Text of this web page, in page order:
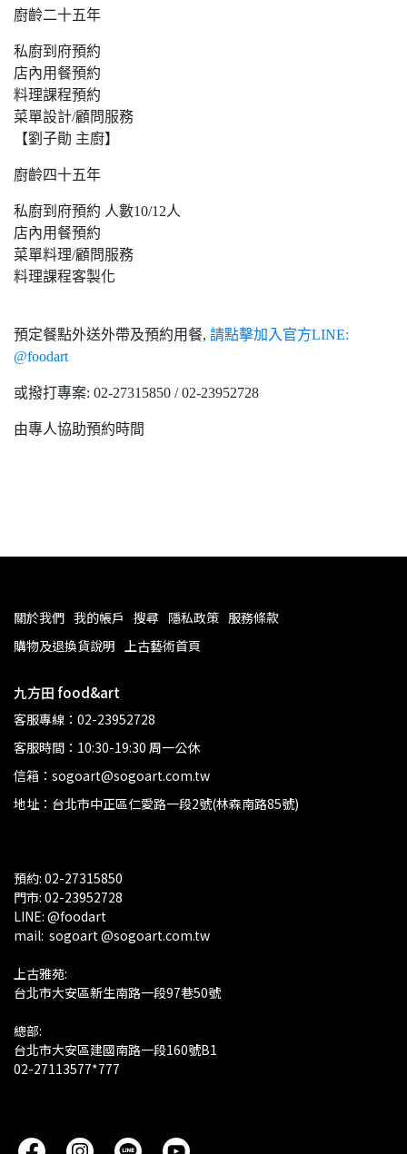
廚齡二十五年
私廚到府預約
店內用餐預約
料理課程預約
菜單設計/顧問服務
【劉子勛 主廚】
廚齡四十五年
私廚到府預約 人數10/12人
店內用餐預約
菜單料理/顧問服務
料理課程客製化
預定餐點外送外帶及預約用餐, 請點擊加入官方LINE:
@foodart
或撥打專案: 02-27315850 / 02-23952728
由專人協助預約時間
關於我們 我的帳戶 搜尋 隱私政策 服務條款
購物及退換貨說明 上古藝術首頁
九方田 food&art
客服專線：02-23952728
客服時間：10:30-19:30 周一公休
信箱：sogoart@sogoart.com.tw
地址：台北市中正區仁愛路一段2號(林森南路85號)
預約: 02-27315850
門市: 02-23952728
LINE: @foodart
mail:  sogoart @sogoart.com.tw
上古雅苑:
台北市大安區新生南路一段97巷50號
總部:
台北市大安區建國南路一段160號B1
02-27113577*777